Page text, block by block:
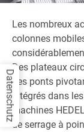
Les nombreux
colonnes
Des plateaux
des ponts
intégrés dans
machines
de serrage à
Datenschutz